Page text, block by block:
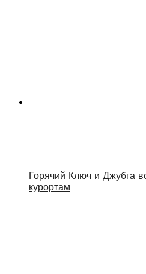
Горячий Ключ и Джубга
курортам